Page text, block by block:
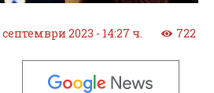
2023 - 14:27 ч. 722